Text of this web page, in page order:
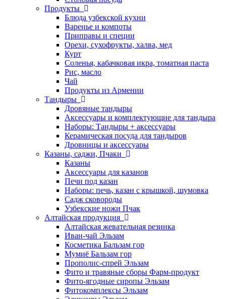
Продукты
Блюда узбекской кухни
Варенье и компоты
Приправы и специи
Орехи, сухофрукты, халва, мед
Курт
Соленья, кабачковая икра, томатная паста
Рис, масло
Чай
Продукты из Армении
Тандыры
Дровяные тандыры
Аксессуары и комплектующие для тандыра
Наборы: Тандыры + аксессуары
Керамическая посуда для тандыров
Дровницы и аксессуары
Казаны, саджи, Пчаки
Казаны
Аксессуары для казанов
Печи под казан
Наборы: печь, казан с крышкой, шумовка
Садж сковороды
Узбекские ножи Пчак
Алтайская продукция
Алтайская жевательная резинка
Иван-чай Эльзам
Косметика Бальзам гор
Мумиё Бальзам гор
Прополис-спрей Эльзам
Фито и травяные сборы Фарм-продукт
Фито-ягодные сиропы Эльзам
Фитокомплексы Эльзам